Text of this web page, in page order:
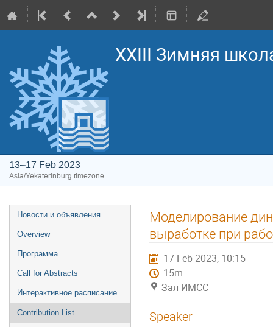
XXIII Зимняя
13–17 Feb 2023
Asia/Yekaterinburg timezone
Event
menu
Новости и объявления
Overview
Программа
Call for Abstracts
Интерактивное расписание
Contribution List
Моделирование
выработке при
17 Feb 2023, 10:15
15m
Зал ИМСС
Speaker